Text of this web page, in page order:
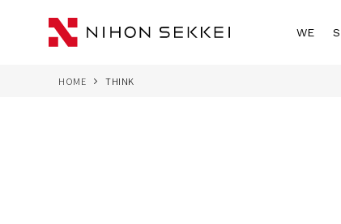
WE
HOME THINK